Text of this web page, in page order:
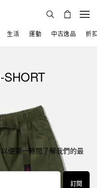
生活 運動 中古逸品 折
SHORT
便第一時間了解我們的最
訂閱